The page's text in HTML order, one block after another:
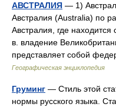
АВСТРАЛИЯ — 1)
Австралия (Australia) по
Австралия, где
в. владение
представляет собой
Географическая энциклопедия
Груминг — Стиль этой
нормы русского языка.